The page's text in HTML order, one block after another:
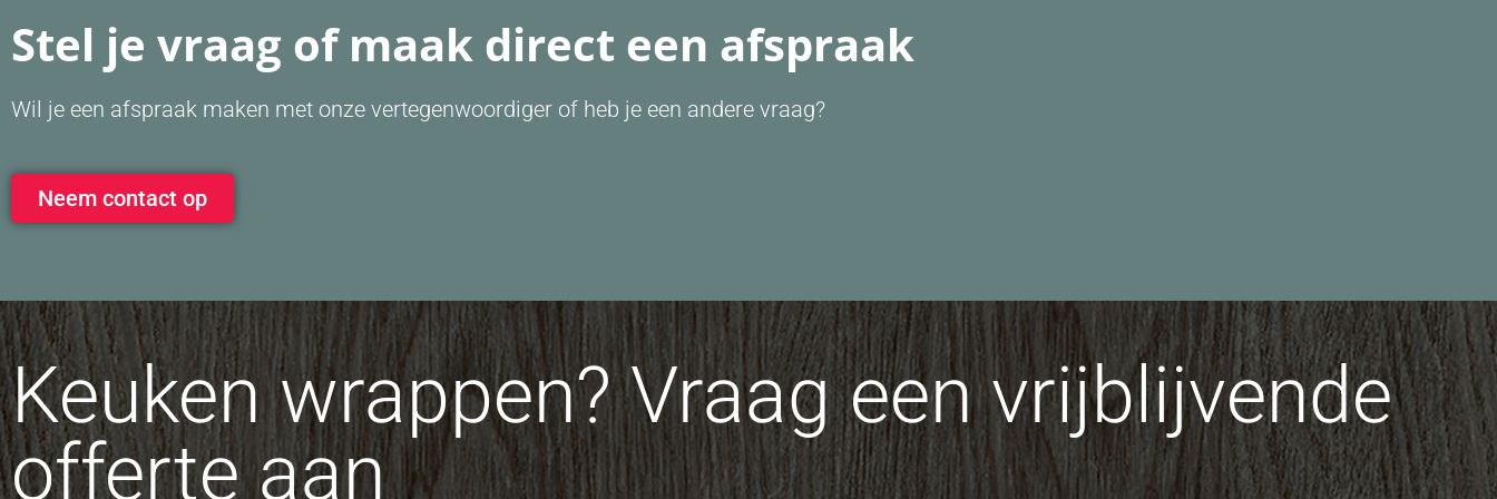
Stel je vraag of maak direct een afspraak
Wil je een afspraak maken met onze vertegenwoordiger of heb je een andere vraag?
Neem contact op
Keuken wrappen? Vraag een vrijblijvende
offerte aan